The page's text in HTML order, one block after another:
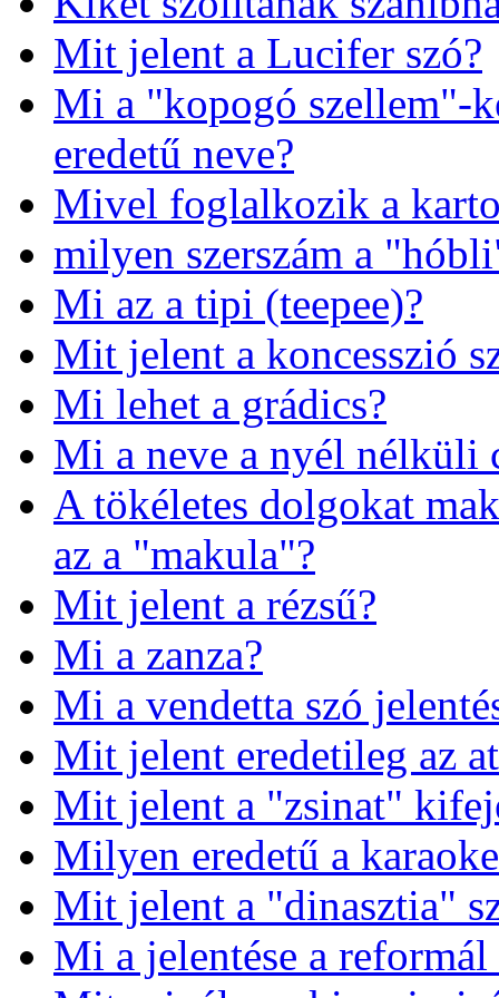
Mit jelent a Lucifer szó?
Mi a "kopogó szellem"-
eredetű neve?
Mivel foglalkozik a
milyen szerszám a
Mi az a tipi (teepee)?
Mit jelent a koncesszió
Mi lehet a grádics?
Mi a neve a nyél nélküli
A tökéletes dolgokat
az a "makula"?
Mit jelent a rézsű?
Mi a zanza?
Mi a vendetta szó
Mit jelent eredetileg az
Mit jelent a "zsinat"
Milyen eredetű a
Mit jelent a "dinasztia"
Mi a jelentése a reformál